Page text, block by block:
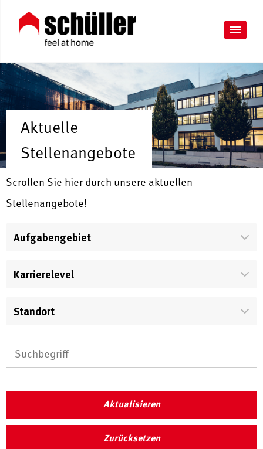
Aktuelle
Stellenangebote
Scrollen Sie hier durch unsere aktuellen
Stellenangebote!
Aufgabengebiet
Karrierelevel
Standort
Aktualisieren
Zurücksetzen